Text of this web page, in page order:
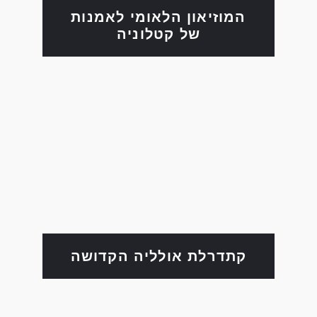
המוזיאון הלאומי לאמנות
של קטלוניה
קתדרלת אולליה הקדושה